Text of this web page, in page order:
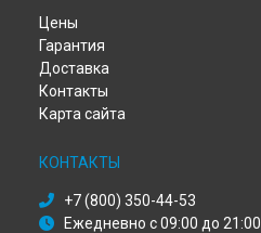
Ремонт ноутбука EliteBook HP в
Ремонт ноутбука EliteBook HP в
Ремонт ноутбука EliteBook HP в
Цены
Гарантия
Доставка
Контакты
Карта сайта
КОНТАКТЫ
+7 (800) 350-44-53
Ежедневно с 09:00 до 21:00